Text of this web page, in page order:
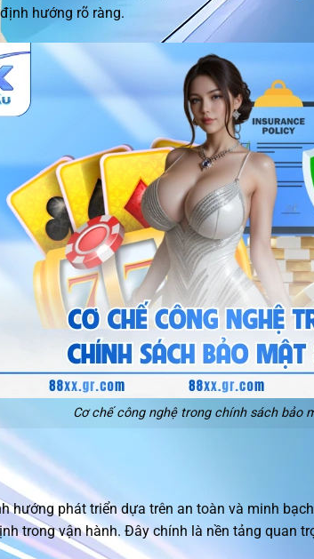
hướng rõ ràng.
Cơ chế công nghệ trong chính sách bảo
hướng phát triển dựa trên an toàn và minh
trong vận hành. Đây chính là nền tảng quan